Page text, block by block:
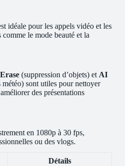
idéale pour les appels vidéo et les
le mode beauté et la
(suppression d’objets) et AI
sont utiles pour nettoyer
des présentations
en 1080p à 30 fps,
ou des vlogs.
Détails